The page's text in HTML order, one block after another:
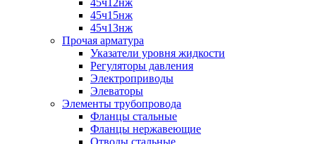
45ч12нж
45ч15нж
45ч13нж
Прочая арматура
Указатели уровня жидкости
Регуляторы давления
Электроприводы
Элеваторы
Элементы трубопровода
Фланцы стальные
Фланцы нержавеющие
Отводы стальные